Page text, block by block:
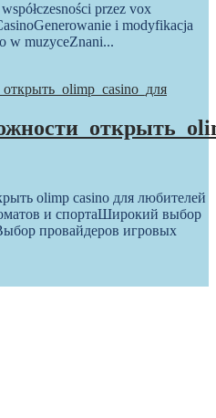
przez vox
i modyfikacja
w muzyceZnani...
olimp casino для любителей
и спортаШирокий выбор
провайдеров игровых